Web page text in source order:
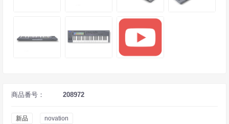
商品番号： 208972
新品 novation